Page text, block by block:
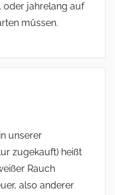
oder jahrelang auf
müssen.
unserer
zugekauft) heißt
Rauch
also anderer